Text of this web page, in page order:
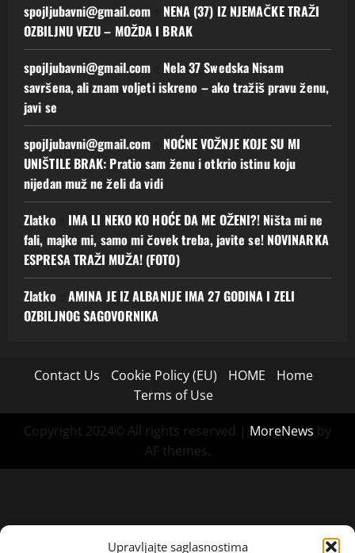
Upravljajte saglasnostima
spojljubavni@gmail.com
NENA (37) IZ NJEMAČKE TRAŽI
OZBILJNU VEZU – MOŽDA I BRAK
spojljubavni@gmail.com
Nela 37 Swedska Nisam
savršena, ali znam voljeti iskreno – ako tražiš pravu ženu,
javi se
spojljubavni@gmail.com
NOĆNE VOŽNJE KOJE SU MI
UNIŠTILE BRAK: Pratio sam ženu i otkrio istinu koju
nijedan muž ne želi da vidi
Zlatko
IMA LI NEKO KO HOĆE DA ME OŽENI?! Ništa mi ne
fali, majke mi, samo mi čovek treba, javite se! NOVINARKA
ESPRESA TRAŽI MUŽA! (FOTO)
Zlatko
AMINA JE IZ ALBANIJE IMA 27 GODINA I ZELI
OZBILJNOG SAGOVORNIKA
Contact Us Cookie Policy (EU) HOME
Home
Terms of Use
Copyright 2024© All rights reserved | MoreNews by
AF themes.